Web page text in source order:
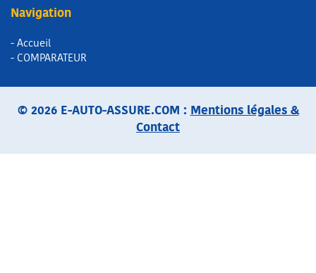
Navigation
- Accueil
- COMPARATEUR
© 2026 E-AUTO-ASSURE.COM : Mentions légales &
Contact